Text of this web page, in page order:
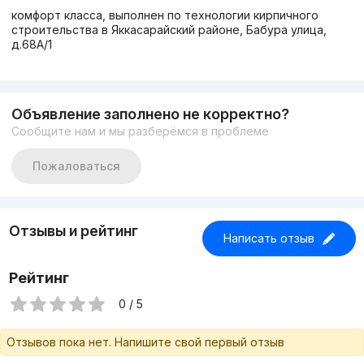
комфорт класса, выполнен по технологии кирпичного
строительства в Яккасарайский районе, Бабура улица,
д.68A/1
Объявление заполнено не корректно?
Сообщите нам и мы разберёмся в проблеме
Пожаловаться
Отзывы и рейтинг Написать отзыв
Рейтинг
0 / 5
Отзывов пока нет. Напишите свой первый отзыв